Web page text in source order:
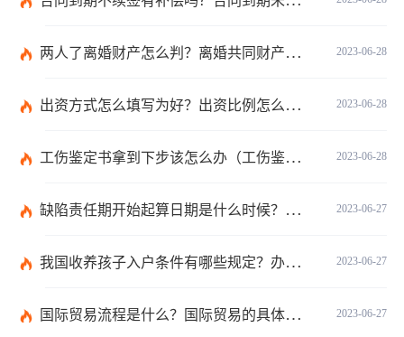
2023-06-28
两人了离婚财产怎么判？离婚共同财产有哪些？_焦点快报
2023-06-28
出资方式怎么填写为好？出资比例怎么填写？
2023-06-28
工伤鉴定书拿到下步该怎么办（工伤鉴定后要是对伤残等级结论不服怎么办）
2023-06-27
缺陷责任期开始起算日期是什么时候？缺陷责任终止证书签发的必要条件是什么？
2023-06-27
我国收养孩子入户条件有哪些规定？办理收养登记的事实收养情况有几种？
2023-06-27
国际贸易流程是什么？国际贸易的具体流程的内容都有哪些？